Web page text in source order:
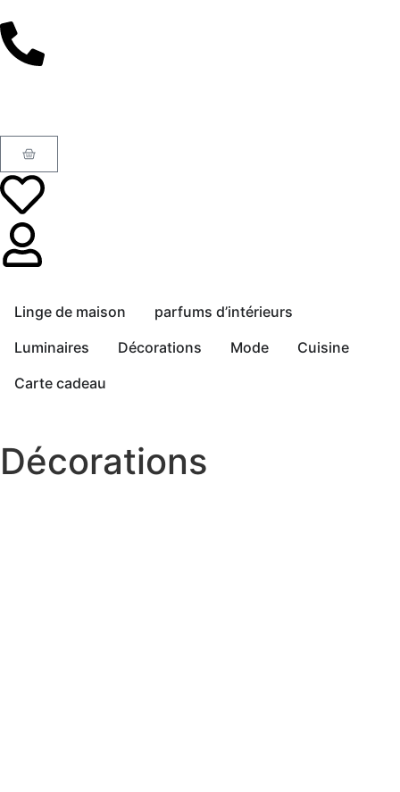
Linge de maison
parfums d’intérieurs
Luminaires
Décorations Mode
Cuisine
Carte cadeau
Décorations